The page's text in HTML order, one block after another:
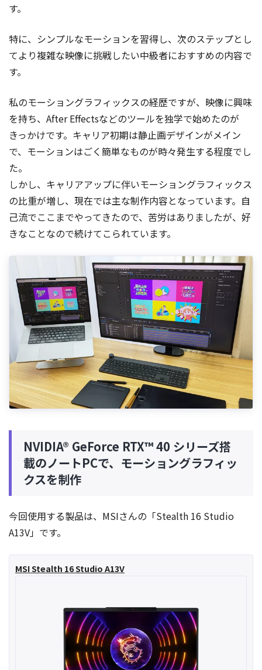
す。
特に、シンプルなモーションを習得し、次のステップとし
てより複雑な映像に挑戦したい中級者におすすめの内容で
す。
私のモーショングラフィックスの経歴ですが、映像に興味
を持ち、After Effectsなどのツールを独学で始めたのが
きっかけです。キャリア初期は静止画デザインがメイン
で、モーションはごく簡単なものが時々発生する程度でし
た。
しかし、キャリアアップに伴いモーショングラフィックス
の比重が増し、現在では主な制作内容となっています。自
己流でここまでやってきたので、苦労はありましたが、好
きなことなので続けてこられています。
NVIDIA® GeForce RTX™ 40 シリーズ搭
載のノートPCで、モーショングラフィッ
クスを制作
今回使用する製品は、MSIさんの「Stealth 16 Studio
A13V」です。
MSI Stealth 16 Studio A13V